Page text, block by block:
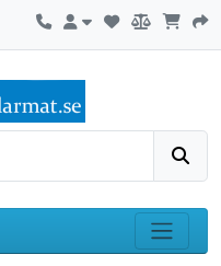
Kontakta oss
Mitt konto
Sök
Visa